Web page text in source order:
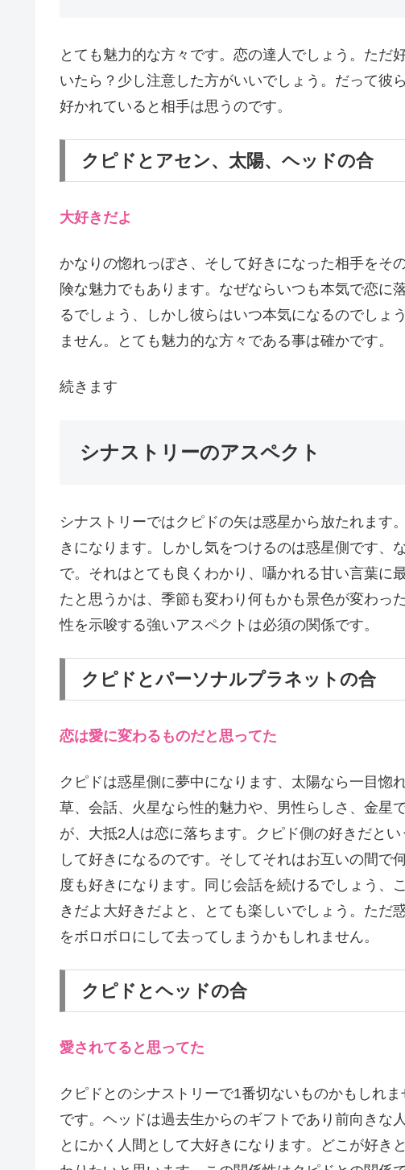
とても魅力的な方々です。恋の達人でしょう。ただ
いたら？少し注意した方がいいでしょう。だって彼
好かれていると相手は思うのです。
クピドとアセン、太陽、ヘッドの合
大好きだよ
かなりの惚れっぽさ、そして好きになった相手をそ
険な魅力でもあります。なぜならいつも本気で恋に
るでしょう、しかし彼らはいつ本気になるのでしょ
ません。とても魅力的な方々である事は確かです。
続きます
シナストリーのアスペクト
シナストリーではクピドの矢は惑星から放たれます
きになります。しかし気をつけるのは惑星側です、
で。それはとても良くわかり、囁かれる甘い言葉に
たと思うかは、季節も変わり何もかも景色が変わっ
性を示唆する強いアスペクトは必須の関係です。
クピドとパーソナルプラネットの合
恋は愛に変わるものだと思ってた
クピドは惑星側に夢中になります、太陽なら一目惚
草、会話、火星なら性的魅力や、男性らしさ、金星
が、大抵2人は恋に落ちます。クピド側の好きだと
して好きになるのです。そしてそれはお互いの間で
度も好きになります。同じ会話を続けるでしょう、
きだよ大好きだよと、とても楽しいでしょう。ただ
をボロボロにして去ってしまうかもしれません。
クピドとヘッドの合
愛されてると思ってた
クピドとのシナストリーで1番切ないものかもしれ
です。ヘッドは過去生からのギフトであり前向きな
とにかく人間として大好きになります。どこが好き